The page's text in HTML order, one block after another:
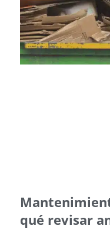
qué revisar